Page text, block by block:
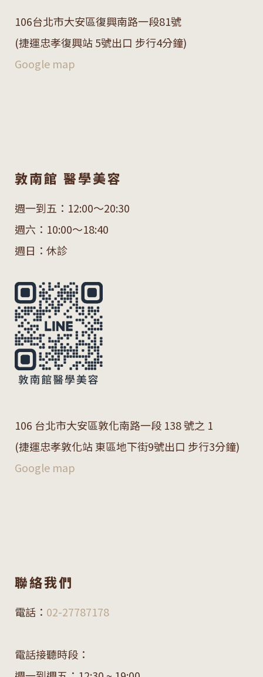
106台北市大安區復興南路一段81號
(捷運忠孝復興站 5號出口 步行4分鐘)
Google map
敦南館 醫學美容
週一到五：12:00～20:30
週六：10:00～18:40
週日：休診
106 台北市大安區敦化南路一段 138 號之 1
(捷運忠孝敦化站 東區地下街9號出口 步行3分鐘)
Google map
聯絡我們
電話： 02-27787178
電話接聽時段：